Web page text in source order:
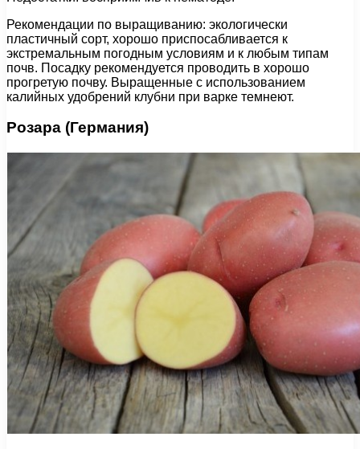
Рекомендации по выращиванию: экологически
пластичный сорт, хорошо приспосабливается к
экстремальным погодным условиям и к любым типам
почв. Посадку рекомендуется проводить в хорошо
прогретую почву. Выращенные с использованием
калийных удобрений клубни при варке темнеют.
Розара (Германия)